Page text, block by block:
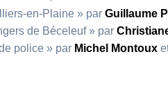
en-Plaine » parGuillaume
de Béceleuf » par
police » par Michel Montoux